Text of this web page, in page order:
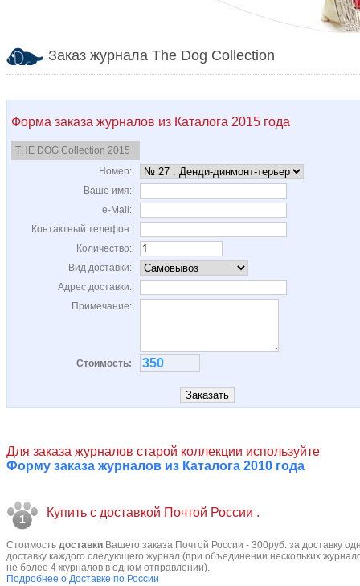
Заказ журнала The Dog Collection
Форма заказа журналов из Каталога 2015 года
THE DOG Collection 2015
Номер:
Ваше имя:
e-Mail:
Контактный телефон:
Количество:
Вид доставки:
Адрес доставки:
Примечание:
Стоимость:
Для заказа журналов старой коллекции используйте
Форму заказа журналов из Каталога 2010 года
1 Купить с доставкой Почтой России .
Стоимость доставки Вашего заказа Почтой России - 300руб. за доставку
доставку каждого следующего журнал (при объединении нескольких
не более 4 журналов в одном отправлении).
Подробнее о Доставке по России